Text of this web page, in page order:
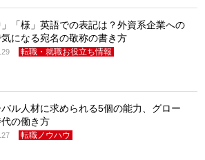
」「様」英語での表記は？外資系企業への
になる宛名の敬称の書き方
転職・就職お役立ち情報
ル人材に求められる5個の能力、グロー
の働き方
転職ノウハウ